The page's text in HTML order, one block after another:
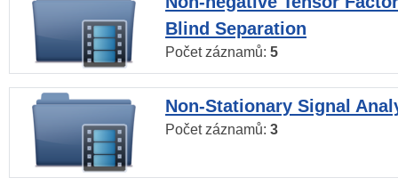
Blind Separation
Počet záznamů: 5
Non-Stationary Signal
Počet záznamů: 3